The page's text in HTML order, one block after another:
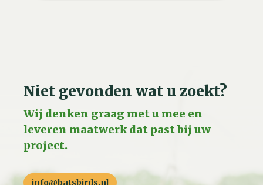
Niet gevonden wat u zoekt?
Wij denken graag met u mee en
leveren maatwerk dat past bij uw
project.
info@batsbirds.nl